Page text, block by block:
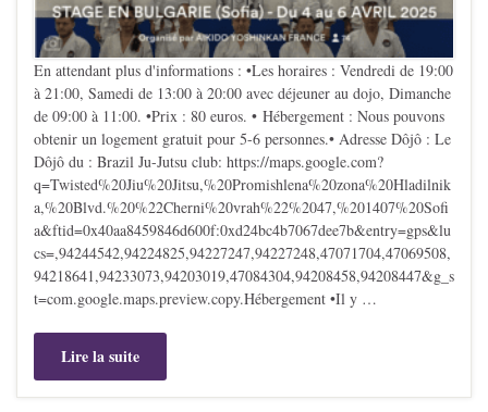
En attendant plus d'informations : •Les horaires : Vendredi de 19:00
à 21:00, Samedi de 13:00 à 20:00 avec déjeuner au dojo, Dimanche
de 09:00 à 11:00. •Prix : 80 euros. • Hébergement : Nous pouvons
obtenir un logement gratuit pour 5-6 personnes.• Adresse Dôjô : Le
Dôjô du : Brazil Ju-Jutsu club: https://maps.google.com?
q=Twisted%20Jiu%20Jitsu,%20Promishlena%20zona%20Hladilnik
a,%20Blvd.%20%22Cherni%20vrah%22%2047,%201407%20Sofi
a&ftid=0x40aa8459846d600f:0xd24bc4b7067dee7b&entry=gps&lu
cs=,94244542,94224825,94227247,94227248,47071704,47069508,
94218641,94233073,94203019,47084304,94208458,94208447&g_s
t=com.google.maps.preview.copy.Hébergement •Il y …
Lire la suite